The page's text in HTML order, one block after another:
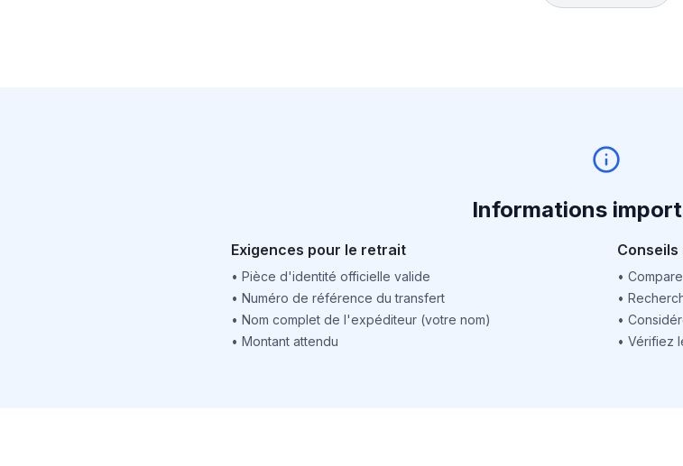
Informations
Exigences pour le retrait
• Pièce d'identité officielle valide
• Numéro de référence du transfert
• Nom complet de l'expéditeur (votre nom)
• Montant attendu
•
•
•
• Vérifiez